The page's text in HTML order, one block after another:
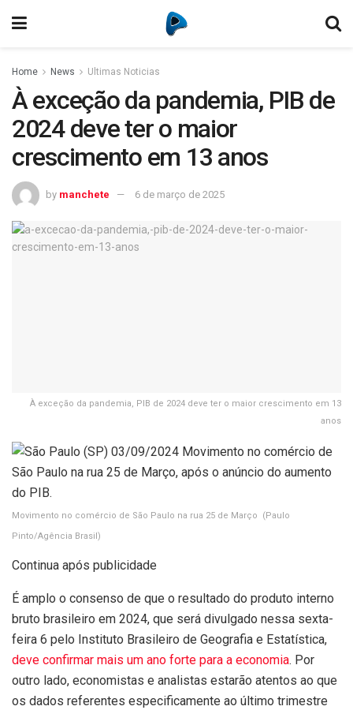
Home News Ultimas Noticias
À exceção da pandemia, PIB de
2024 deve ter o maior
crescimento em 13 anos
by manchete 6 de março de 2025
À exceção da pandemia, PIB de 2024 deve ter o maior crescimento em 13
anos
Movimento no comércio de São Paulo na rua 25 de Março (Paulo
Pinto/Agência Brasil)
Continua após publicidade
É amplo o consenso de que o resultado do produto interno
bruto brasileiro em 2024, que será divulgado nessa sexta-
feira 6 pelo Instituto Brasileiro de Geografia e Estatística,
deve confirmar mais um ano forte para a economia. Por
outro lado, economistas e analistas estarão atentos ao que
os dados referentes especificamente ao último trimestre